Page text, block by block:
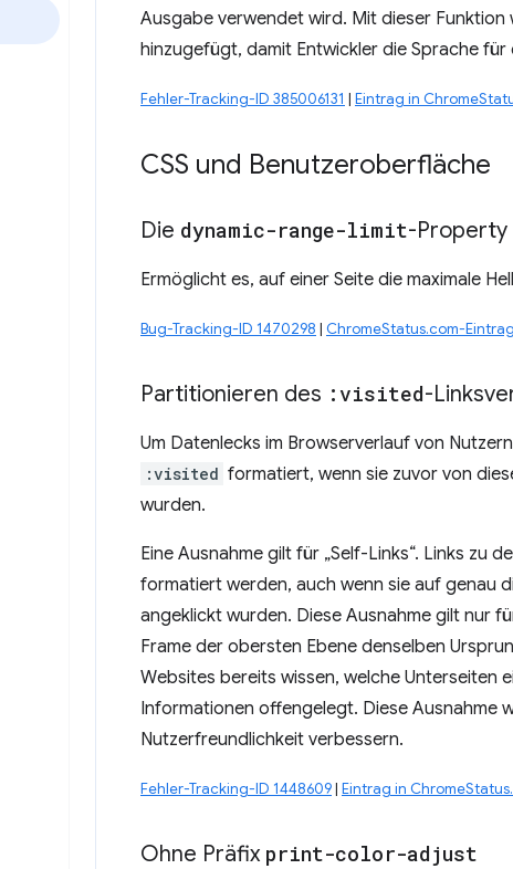
Ausgabe verwendet wird. Mit dieser Funktion
hinzugefügt, damit Entwickler die Sprache
Fehler-Tracking-ID 385006131 | Eintrag in
CSS und Benutzeroberfläche
Die dynamic-range-limit-Property
Ermöglicht es, auf einer Seite die maximale
Bug-Tracking-ID 1470298 | ChromeStatus.com-Eintrag
Partitionieren des :visited-
Um Datenlecks im Browserverlauf von
:visited formatiert, wenn sie zuvor von
wurden.
Eine Ausnahme gilt für „Self-Links“. Links zu
formatiert werden, auch wenn sie auf genau
angeklickt wurden. Diese Ausnahme gilt nur
Frame der obersten Ebene denselben
Websites bereits wissen, welche Unterseiten
Informationen offengelegt. Diese Ausnahme
Nutzerfreundlichkeit verbessern.
Fehler-Tracking-ID 1448609| Eintrag in
Ohne Präfix print-color-adjust